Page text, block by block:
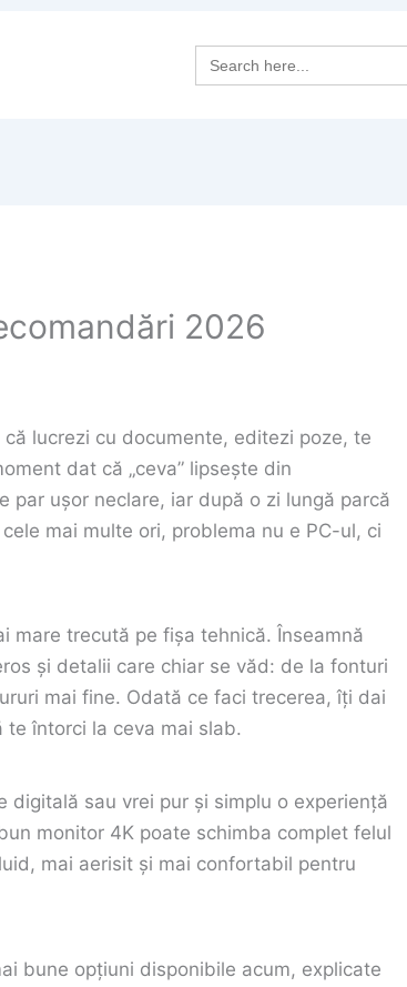
Search
for:
2026
lucrezi cu documente, editezi poze, te
dat că „ceva” lipsește din
par ușor neclare, iar după o zi lungă parcă
mai multe ori, problema nu e PC-ul, ci
mare trecută pe fișa tehnică. Înseamnă
și detalii care chiar se văd: de la fonturi
mai fine. Odată ce faci trecerea, îți dai
întorci la ceva mai slab.
digitală sau vrei pur și simplu o experiență
monitor 4K poate schimba complet felul
mai aerisit și mai confortabil pentru
bune opțiuni disponibile acum, explicate